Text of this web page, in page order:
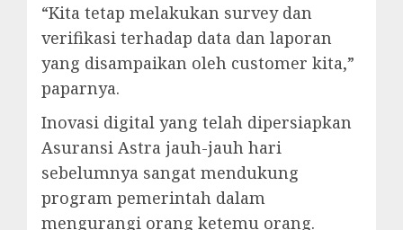
“Kita tetap melakukan survey dan
verifikasi terhadap data dan laporan
yang disampaikan oleh customer kita,”
paparnya.
Inovasi digital yang telah dipersiapkan
Asuransi Astra jauh-jauh hari
sebelumnya sangat mendukung
program pemerintah dalam
mengurangi orang ketemu orang.